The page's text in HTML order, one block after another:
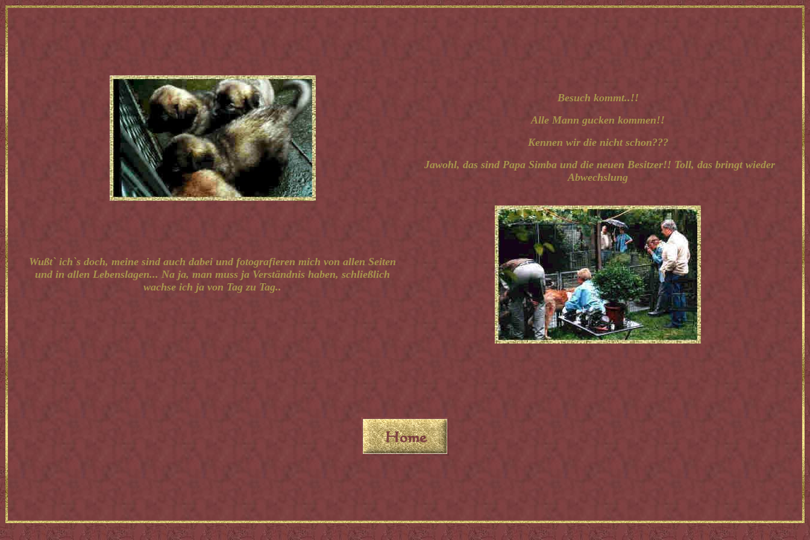
Besuch kommt..!!
Alle Mann gucken kommen!!
Kennen wir die nicht schon???
Jawohl, das sind Papa Simba und die neuen Besitzer!! Toll, das bringt wieder
Abwechslung
Wußt` ich`s doch, meine sind auch dabei und fotografieren mich von allen Seiten
und in allen Lebenslagen... Na ja, man muss ja Verständnis haben, schließlich
wachse ich ja von Tag zu Tag..